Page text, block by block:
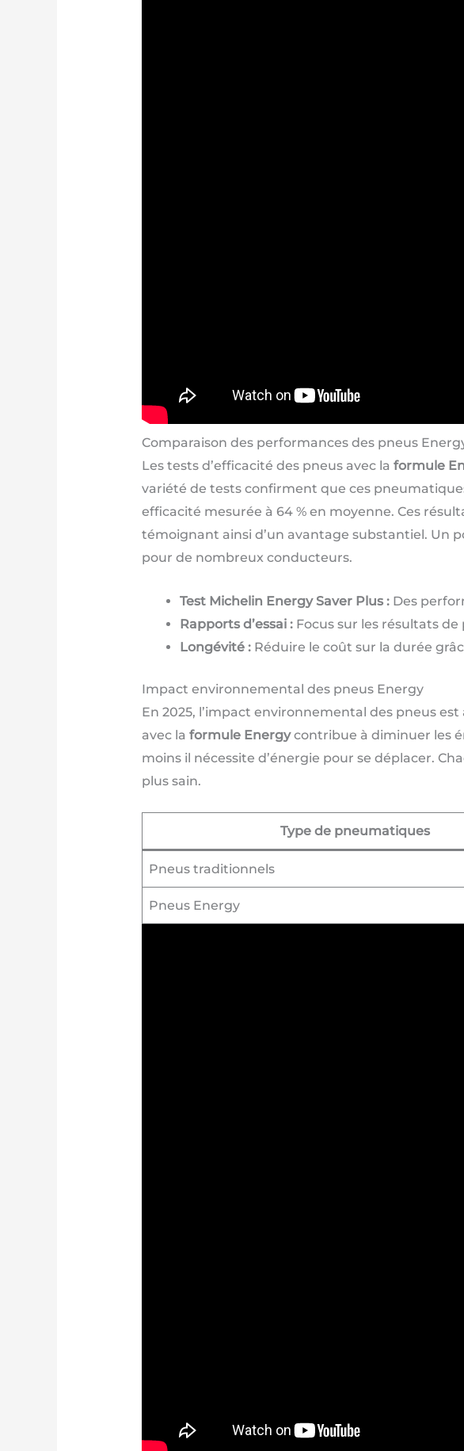
Comparaison des performances des pneus
Les tests d’efficacité des pneus avec la formule
variété de tests confirment que ces
efficacité mesurée à 64 % en moyenne. Ces
témoignant ainsi d’un avantage substantiel. Un
pour de nombreux conducteurs.
Test Michelin Energy Saver Plus :Des
Rapports d’essai :Focus sur les résultats de
Longévité :Réduire le coût sur la durée
Impact environnemental des pneus Energy
En 2025, l’impact environnemental des pneus
avec la formule Energycontribue à diminuer les
moins il nécessite d’énergie pour se déplacer.
plus sain.
Type de pneumatiques
Pneus traditionnels
Pneus Energy